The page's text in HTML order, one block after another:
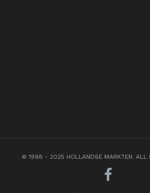
© 1998 - 2025 HOLLANDSE MARKTEN. ALL